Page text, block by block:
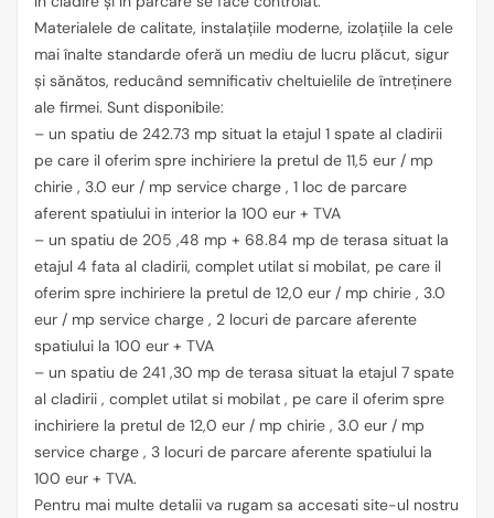
Materialele de calitate, instalațiile moderne, izolațiile la cele
mai înalte standarde oferă un mediu de lucru plăcut, sigur
și sănătos, reducând semnificativ cheltuielile de întreținere
ale firmei. Sunt disponibile:
– un spatiu de 242.73 mp situat la etajul 1 spate al cladirii
pe care il oferim spre inchiriere la pretul de 11,5 eur / mp
chirie , 3.0 eur / mp service charge , 1 loc de parcare
aferent spatiului in interior la 100 eur + TVA
– un spatiu de 205 ,48 mp + 68.84 mp de terasa situat la
etajul 4 fata al cladirii, complet utilat si mobilat, pe care il
oferim spre inchiriere la pretul de 12,0 eur / mp chirie , 3.0
eur / mp service charge , 2 locuri de parcare aferente
spatiului la 100 eur + TVA
– un spatiu de 241 ,30 mp de terasa situat la etajul 7 spate
al cladirii , complet utilat si mobilat , pe care il oferim spre
inchiriere la pretul de 12,0 eur / mp chirie , 3.0 eur / mp
service charge , 3 locuri de parcare aferente spatiului la
100 eur + TVA.
Pentru mai multe detalii va rugam sa accesati site-ul nostru